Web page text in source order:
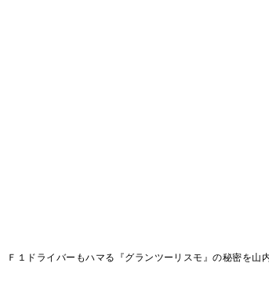
Ｆ１ドライバーもハマる『グランツーリスモ』の秘密を山